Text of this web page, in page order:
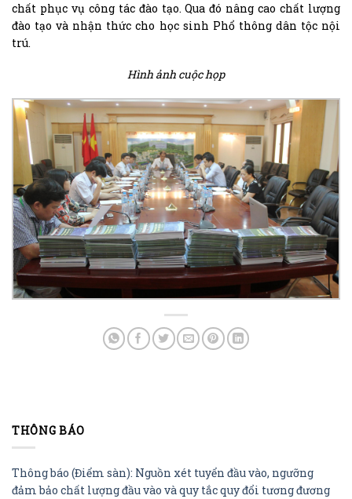
chất phục vụ công tác đào tạo. Qua đó nâng cao chất lượng
đào tạo và nhận thức cho học sinh Phổ thông dân tộc nội
trú.
Hình ảnh cuộc họp
THÔNG BÁO
Thông báo (Điểm sàn): Nguồn xét tuyển đầu vào, ngưỡng
đảm bảo chất lượng đầu vào và quy tắc quy đổi tương đương